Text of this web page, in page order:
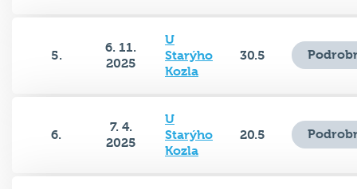
5.
6. 11.
2025
U
Starýho
Kozla
30.5
6.
7. 4.
2025
U
Starýho
Kozla
20.5